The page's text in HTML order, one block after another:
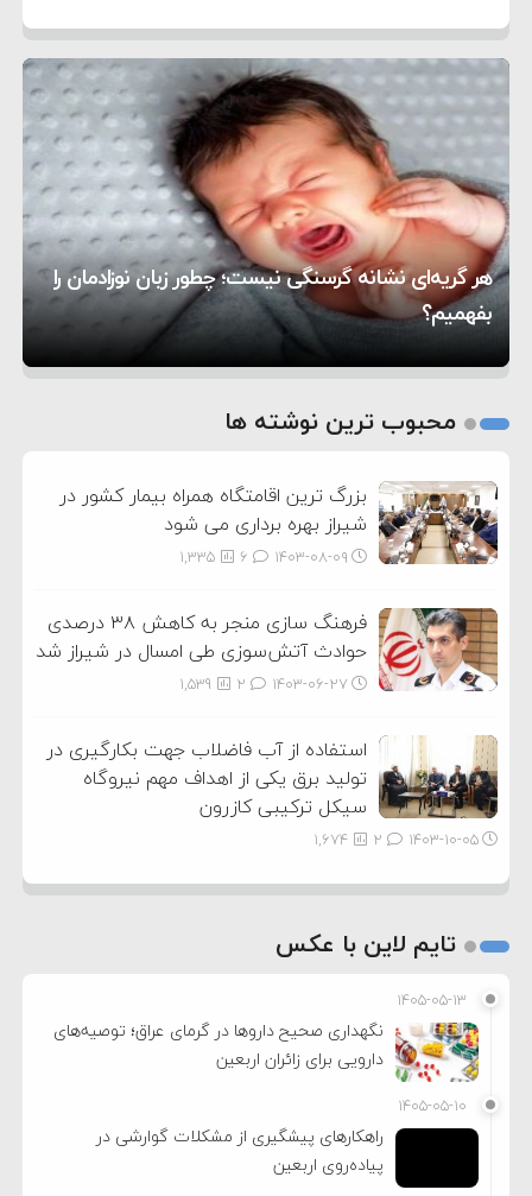
آمریکا
مقام ارشد امنیتی: برنامه گسترده‌ای برای پاسخ به
دیوانگی آمریکا داریم
۷:۱۰
ترامپ دستور حملات جدید علیه ایران را صادر کرد
۵:۴۵
سپاه: دو نفتکش متخلف مورد اصابت قرار گرفته و
متوقف شدند
۱۲:۵۹
ترامپ مدعی توافق تاریخی برای خلع سلاح کامل
حماس شد
۸:۵۷
اعتراض عراقچی به همتای بلغارستانی به دلیل کمک
به آمریکا در حملات به ایران
۱۶:۱۹
کشورهایی که به متجاوزان کمک می کنند پاسخ
سختی خواهند گرفت
۱۰:۱۵
سنتکام پایان تجاوز جدید به ایران را اعلام کرد
۶:۰۵
هر گریه‌ای نشانه گرسنگی نیست؛ چطور زبان نوزادمان را
بفهمیم؟
تغذیه پدر می‌تواند بر سلامت نوزاد تأثیر بگذارد
روی دیگر زندگی
2
محبوب ترین نوشته ها
بزرگ ترین اقامتگاه همراه بیمار کشور در
شیراز بهره برداری می شود
۱۴۰۳-۰۸-۰۹ 1,335
فرهنگ سازی منجر به کاهش ۳۸ درصدی
حوادث آتش‌سوزی طی امسال در شیراز شد
۱۴۰۳-۰۶-۲۷ 1,539
استفاده از آب فاضلاب جهت بکارگیری در
تولید برق یکی از اهداف مهم نیروگاه
سیکل ترکیبی کازرون
۱۴۰۳-۱۰-۰۵ 1,674
تایم لاین با عکس
۱۴۰۵-۰۵-۱۳
نگهداری صحیح داروها در گرمای عراق؛ توصیه‌های
دارویی برای زائران اربعین
۱۴۰۵-۰۵-۱۰
راهکارهای پیشگیری از مشکلات گوارشی در
پیاده‌روی اربعین